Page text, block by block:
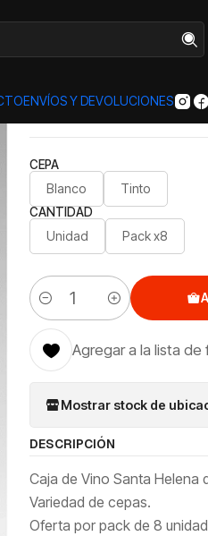
ENVÍOS Y DEVOLUCIONES
Santa
CEPA
Blanco Tinto
CANTIDAD
Unidad Pack x8
Cantidad
Agregar a la lista de
Mostrar stock de
DESCRIPCIÓN
Caja de Vino Santa Helena
Variedad de cepas.
Oferta por pack de 8